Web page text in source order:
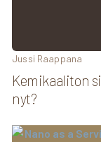
Kemikaaliton
nyt?
Jussi Raappana